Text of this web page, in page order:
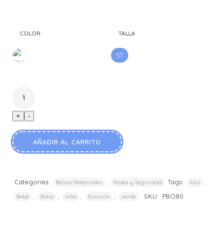
COLOR TALLA
ST
+ -
AÑADIR AL CARRITO
Categories: Bolsos Maternales Paseo y Seguridad Tags: Azul
Bebé Bolso niño Pumucki verde SKU: PBO80